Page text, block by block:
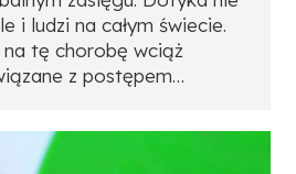
i ludzi na całym świecie.
tę chorobę wciąż
z postępem…